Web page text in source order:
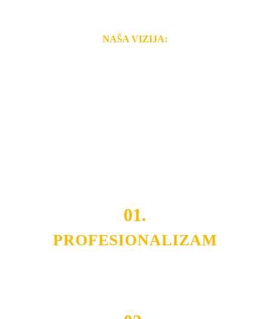
NAŠA VIZIJA:
01.
PROFESIONALIZAM